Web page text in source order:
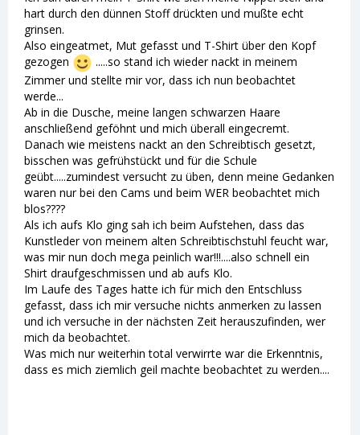
hart durch den dünnen Stoff drückten und mußte echt
grinsen.
Also eingeatmet, Mut gefasst und T-Shirt über den Kopf
gezogen
.....so stand ich wieder nackt in meinem
Zimmer und stellte mir vor, dass ich nun beobachtet
werde...
Ab in die Dusche, meine langen schwarzen Haare
anschließend geföhnt und mich überall eingecremt.
Danach wie meistens nackt an den Schreibtisch gesetzt,
bisschen was gefrühstückt und für die Schule
geübt.....zumindest versucht zu üben, denn meine Gedanken
waren nur bei den Cams und beim WER beobachtet mich
blos????
Als ich aufs Klo ging sah ich beim Aufstehen, dass das
Kunstleder von meinem alten Schreibtischstuhl feucht war,
was mir nun doch mega peinlich war!!!....also schnell ein
Shirt draufgeschmissen und ab aufs Klo.
Im Laufe des Tages hatte ich für mich den Entschluss
gefasst, dass ich mir versuche nichts anmerken zu lassen
und ich versuche in der nächsten Zeit herauszufinden, wer
mich da beobachtet.
Was mich nur weiterhin total verwirrte war die Erkenntnis,
dass es mich ziemlich geil machte beobachtet zu werden....